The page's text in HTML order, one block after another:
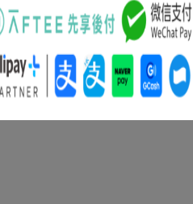
とは何か／テーマ詠の難しさ